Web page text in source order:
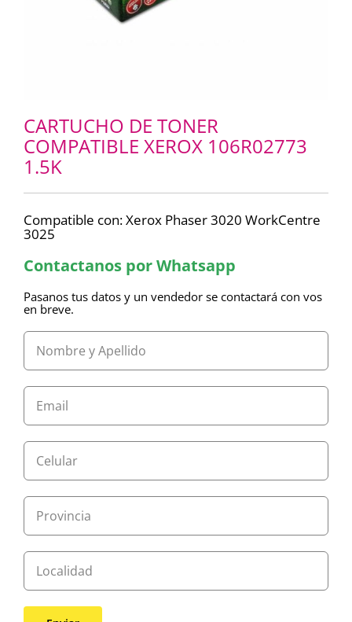
CARTUCHO DE TONER
COMPATIBLE XEROX 106R02773
1.5K
Compatible con: Xerox Phaser 3020 WorkCentre
3025
Contactanos por Whatsapp
Pasanos tus datos y un vendedor se contactará con vos
en breve.